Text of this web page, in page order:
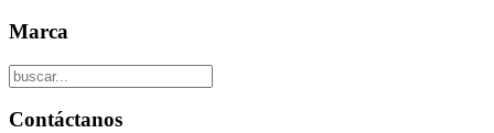
Marca
Contáctanos